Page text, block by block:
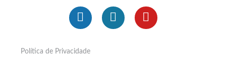
Política de Privacidade